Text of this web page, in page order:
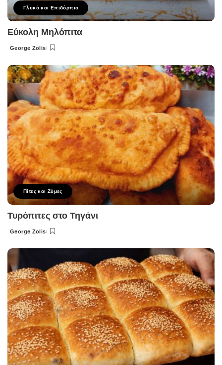
Γλυκό και Επιδόρπιο
Εύκολη Μηλόπιτα
Posted
George Zolis
Πίτες και Ζύμες
Τυρόπιτες στο Τηγάνι
Posted
George Zolis